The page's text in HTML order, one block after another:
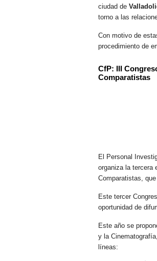
ciudad de
torno a las
Con motivo de
procedimiento de
CfP: III
Comparatistas
El Personal
organiza la tercera
Comparatistas,
Este tercer
oportunidad de
Este año se
y la
líneas: